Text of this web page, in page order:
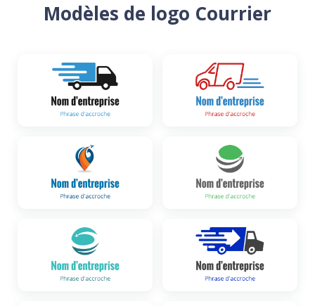
Modèles de logo Courrier